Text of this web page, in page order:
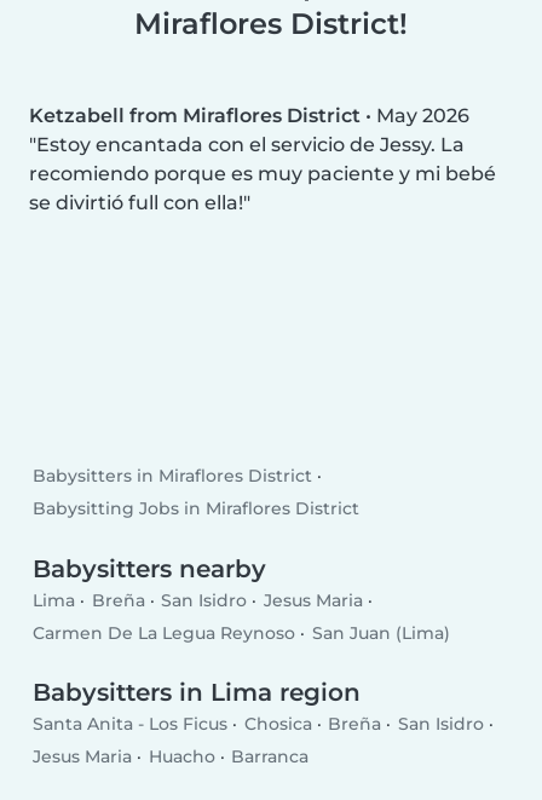
Miraflores District!
Ketzabell from Miraflores District • May 2026
Estoy encantada con el servicio de Jessy. La
recomiendo porque es muy paciente y mi bebé
se divirtió full con ella!
Babysitters in Miraflores District
Babysitting Jobs in Miraflores District
Babysitters nearby
Lima Breña San Isidro
Jesus Maria
Carmen De La Legua Reynoso
San Juan (Lima)
Babysitters in Lima region
Santa Anita - Los Ficus Chosica Breña
San Isidro
Jesus Maria
Huacho Barranca